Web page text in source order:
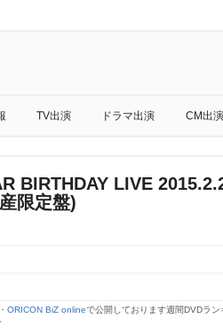
TV出演 ドラマ出演 CM出演
BIRTHDAY LIVE
限定盤)
ORICON BiZ onlineで公開しております週間DVDラ